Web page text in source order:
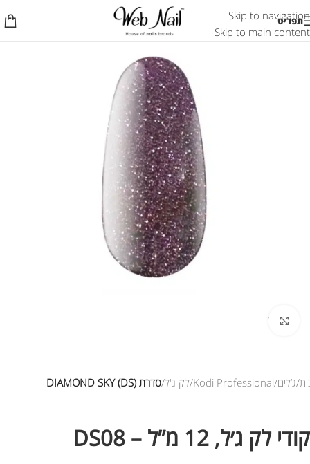
Skip to navigation
Skip to main content
תפריט
אזל המלאי
לחץ להגדלת התמונה
ג’לים Kodi Professional לק ג'ל סדרת DIAMOND SKY (DS)
קודי לק ג׳ל, 12 מ”ל – DS08